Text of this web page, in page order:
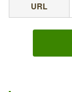
URL